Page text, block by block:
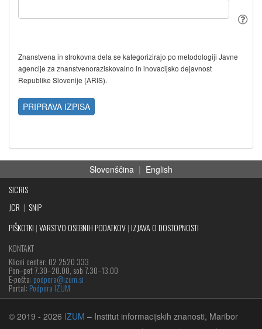
Znanstvena in strokovna dela se kategorizirajo po metodologiji Javne
agencije za znanstvenoraziskovalno in inovacijsko dejavnost
Republike Slovenije (ARIS).
PRIPRAVA IZPISA
Slovenščina | English
SICRIS
JCR | SNIP
PIŠKOTKI |VARSTVO OSEBNIH PODATKOV| IZJAVA O DOSTOPNOSTI
KONTAKT
Klicni center: 02 2520 333
Pon‒pet 7.30–20.00, sob 7.30–13.00
E-pošta: podpora@izum.si
Portal: Podpora IZUM
© 2019 - 2026 IZUM – Institut informacijskih znanosti, Maribor